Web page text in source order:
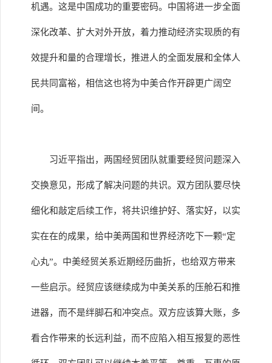
机遇。这是中国成功的重要密码。中国将进一步全面
深化改革、扩大对外开放，着力推动经济实现质的有
效提升和量的合理增长，推进人的全面发展和全体人
民共同富裕，相信这也将为中美合作开辟更广阔空
间。
习近平指出，两国经贸团队就重要经贸问题深入
交换意见，形成了解决问题的共识。双方团队要尽快
细化和敲定后续工作，将共识维护好、落实好，以实
实在在的成果，给中美两国和世界经济吃下一颗“定
心丸”。中美经贸关系近期经历曲折，也给双方带来
一些启示。经贸应该继续成为中美关系的压舱石和推
进器，而不是绊脚石和冲突点。双方应该算大账，多
看合作带来的长远利益，而不应陷入相互报复的恶性